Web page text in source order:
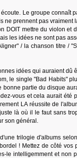
Le groupe
ne prennent pas
DOIT mettre du violon et
les idées ne sont pas
/ la chanson titre /
idées qui auraient dû
le single "Bad Habits"
partie du disque
vous et cela aurait été
LA réussite de
là où il le faut sans
son général.
trilogie d'albums
! Mettez de côté vos
le intelligemment et non